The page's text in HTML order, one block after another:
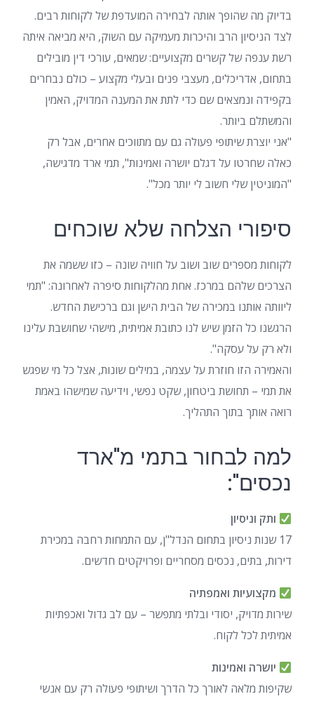
בדיוק מה שהופך אותה לבחירה המועדפת של לקוחות רבים.
לצד הניסיון הרב והיכרות מעמיקה עם השוק, היא מביאה איתה
רשת ענפה של קשרים מקצועיים: שמאים, עורכי דין מובילים
בתחום, אדריכלים, מעצבי פנים ובעלי מקצוע – כולם נבחרים
בקפידה ונמצאים שם כדי לתת את המענה המדויק, האמין
והמשתלם ביותר.
"אני יוצרת שיתופי פעולה גם עם מתווכים אחרים, אבל רק
כאלה שחרטו על דגלם יושרה ואמינות", תמי ארד מדגישה,
"המוניטין שלי חשוב לי יותר מכל".
סיפורי הצלחה שלא שוכחים
לקוחות מספרים שוב ושוב על חוויה שונה – כזו ששמה את
הצרכים שלהם במרכז. אחת מהלקוחות סיפרה לאחרונה: "תמי
ליוותה אותנו במכירה של הבית הישן וגם ברכישת החדש.
הרגשנו כל הזמן שיש לנו כתובת אמיתית, מישהי שחושבת עלינו
ולא רק על עסקה".
והאמירה הזו חוזרת על עצמה, במילים שונות, אצל כל מי שפגש
את תמי – תחושת ביטחון, שקט נפשי, וידיעה שמישהו באמת
רואה אותך בתוך התהליך.
למה לבחור בתמי מ"ארד
נכסים":
ותק וניסיון
17 שנות ניסיון בתחום הנדל"ן, עם התמחות רחבה במכירת
דירות, בתים, נכסים מסחריים ופרויקטים חדשים.
מקצועיות ואמפתיה
שירות מדויק, יסודי ובלתי מתפשר – עם לב גדול ואכפתיות
אמיתית לכל לקוח.
יושרה ואמינות
שקיפות מלאה לאורך כל הדרך ושיתופי פעולה רק עם אנשי